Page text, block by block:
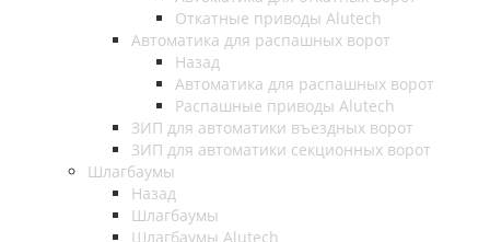
Откатные приводы Alutech
Автоматика для распашных ворот
Назад
Автоматика для распашных ворот
Распашные приводы Alutech
ЗИП для автоматики въездных ворот
ЗИП для автоматики секционных ворот
Шлагбаумы
Назад
Шлагбаумы
Шлагбаумы Alutech